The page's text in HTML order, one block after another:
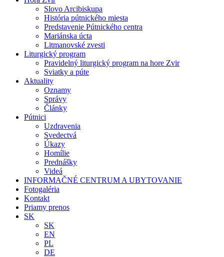
Slovo Arcibiskupa
História pútnického miesta
Predstavenie Pútnického centra
Mariánska úcta
Litmanovské zvesti
Liturgický program
Pravidelný liturgický program na hore Zvir
Sviatky a púte
Aktuality
Oznamy
Správy
Články
Pútnici
Uzdravenia
Svedectvá
Úkazy
Homílie
Prednášky
Videá
INFORMAČNÉ CENTRUM A UBYTOVANIE
Fotogaléria
Kontakt
Priamy prenos
SK
SK
EN
PL
DE